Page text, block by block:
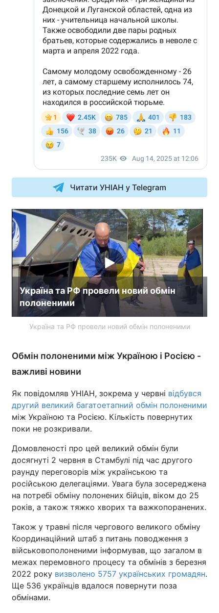
Читати УНІАН у Telegram
Україна та РФ провели новий обмін
полоненими
Україна та РФ провели новий обмін полоненими
Обмін полоненими між Україною і Росією -
важливі новини
Як повідомляв УНІАН, зокрема у червні відбувся
другий великий багатоетапний обмін полоненими
між Україною та Росією. Кількість повернутих
поки не розкривали.
Домовленості про цей великий обмін були
досягнуті 2 червня в Стамбулі під час другого
раунду переговорів між українською та
російською делегаціями. Увага була зосереджена
на потребі обміну полонених бійців, віком до 25
років, а також тяжко хворих та важкопоранених.
Також у травні після чергового великого обміну
Координаційний штаб з питань поводження з
військовополоненими інформував, що загалом в
межах перемовного процесу та обмінів з березня
2022 року визволено 5757 українських громадян.
Ще 536 українців вдалося повернути поза
обмінами.